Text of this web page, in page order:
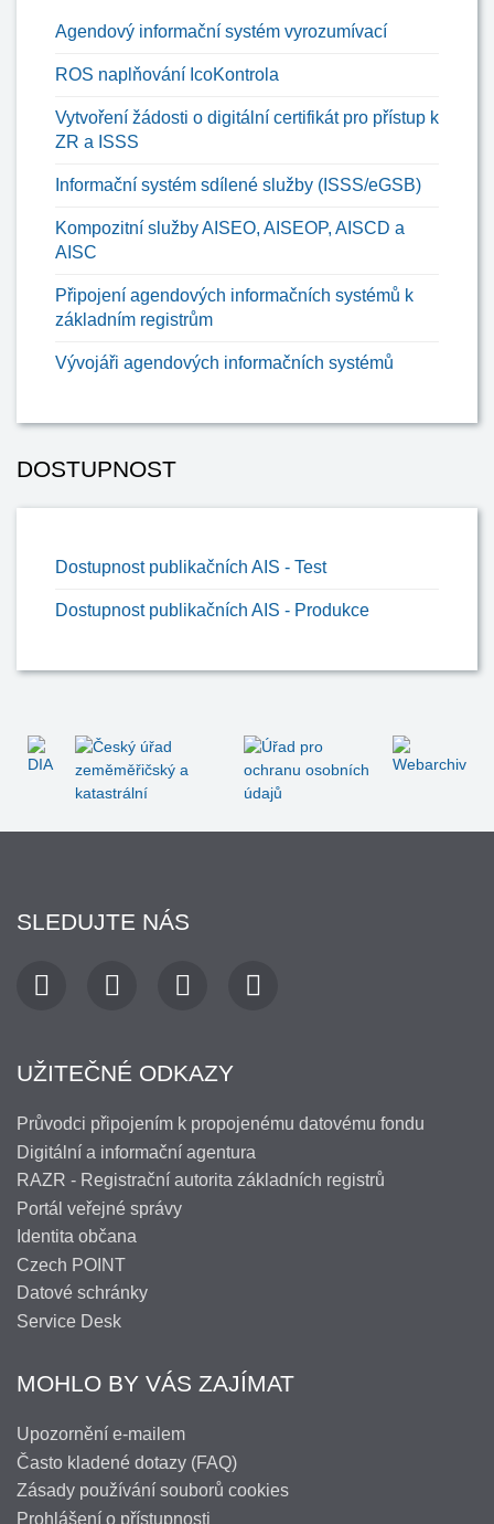
Agendový informační systém vyrozumívací
ROS naplňování IcoKontrola
Vytvoření žádosti o digitální certifikát pro přístup k
ZR a ISSS
Informační systém sdílené služby (ISSS/eGSB)
Kompozitní služby AISEO, AISEOP, AISCD a
AISC
Připojení agendových informačních systémů k
základním registrům
Vývojáři agendových informačních systémů
DOSTUPNOST
Dostupnost publikačních AIS - Test
Dostupnost publikačních AIS - Produkce
SLEDUJTE NÁS
UŽITEČNÉ ODKAZY
Průvodci připojením k propojenému datovému fondu
Digitální a informační agentura
RAZR - Registrační autorita základních registrů
Portál veřejné správy
Identita občana
Czech POINT
Datové schránky
Service Desk
MOHLO BY VÁS ZAJÍMAT
Upozornění e-mailem
Často kladené dotazy (FAQ)
Zásady používání souborů cookies
Prohlášení o přístupnosti